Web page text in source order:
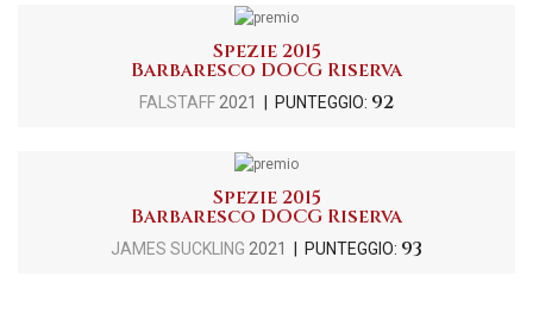
Spezie 2015
Barbaresco DOCG Riserva
FALSTAFF 2021 | PUNTEGGIO: 92
Spezie 2015
Barbaresco DOCG Riserva
JAMES SUCKLING 2021 | PUNTEGGIO: 93